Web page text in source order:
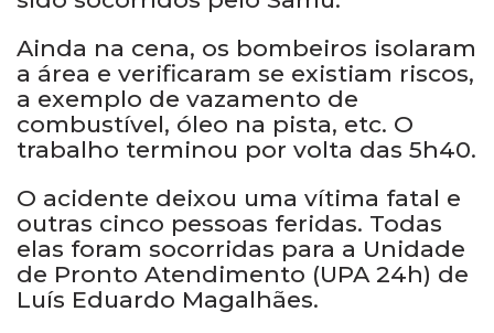
Ainda na cena, os bombeiros isolaram
a área e verificaram se existiam riscos,
a exemplo de vazamento de
combustível, óleo na pista, etc. O
trabalho terminou por volta das 5h40.
O acidente deixou uma vítima fatal e
outras cinco pessoas feridas. Todas
elas foram socorridas para a Unidade
de Pronto Atendimento (UPA 24h) de
Luís Eduardo Magalhães.